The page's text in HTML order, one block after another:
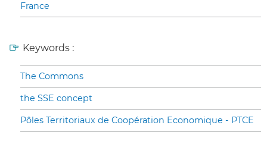
France
Keywords :
The Commons
the SSE concept
Pôles Territoriaux de Coopération Economique - PTCE